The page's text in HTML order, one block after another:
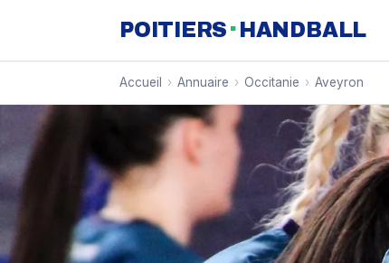
POITIERS · HANDBALL
Accueil › Annuaire › Occitanie › Aveyron